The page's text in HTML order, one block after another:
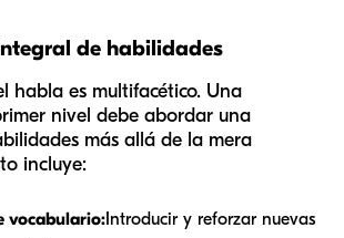
de habilidades
habla es multifacético. Una
nivel debe abordar una
más allá de la mera
incluye:
vocabulario: Introducir y reforzar nuevas